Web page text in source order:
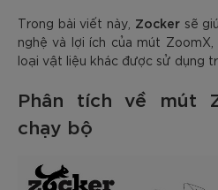
Trong bài viết này, Zocker sẽ
nghệ và lợi ích của mút
loại vật liệu khác được sử dụng
Phân tích về mút
chạy bộ